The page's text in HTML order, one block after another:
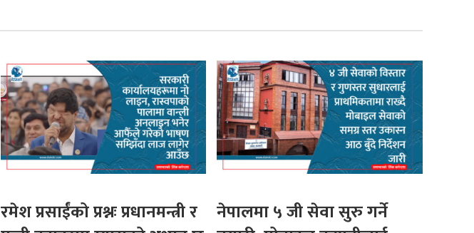
रमेश प्रसाईंको प्रश्नः प्रधानमन्त्री र
नेपालमा ५ जी सेवा सुरु गर्ने